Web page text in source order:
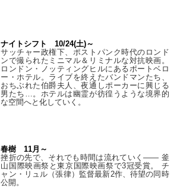
ナイトシフト 10/24(土)～
サッチャー政権下、ポストパンク時代のロンド
ンで撮られたミニマル＆リミナルな対抗映画。
ロンドン・ノッティングヒルにあるポートベロ
ー・ホテル。ライブを終えたバンドマンたち、
おちぶれた伯爵夫人、夜通しポーカーに興じる
男たち…。ホテルは幽霊が彷徨うような境界的
な空間へと化していく。
春樹 11月～
挫折の先で、それでも時間は流れていく—— 釜
山国際映画祭と東京国際映画祭で3冠受賞。 チ
ャン・リュル（張律）監督最新2作、待望の同時
公開。